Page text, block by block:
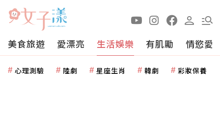
美食旅遊 愛漂亮 生活娛樂 有肌勵 情慾愛
心理測驗 陸劇 星座生肖 韓劇 彩妝保養